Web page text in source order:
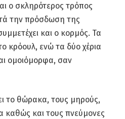
ο σκληρότερος τρόπος
την πρόσδωση της
και ο κορμός. Τα
κρόουλ, ενώ τα δύο χέρια
ομοιόμορφα, σαν
το θώρακα, τους μηρούς,
και τους πνεύμονες